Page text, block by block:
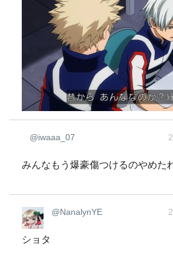
@iwaaa_07
みんなもう爆豪傷つけるのやめた
@NanalynYE
ショタ